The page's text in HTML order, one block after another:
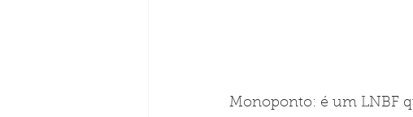
Monoponto: é um LNBF